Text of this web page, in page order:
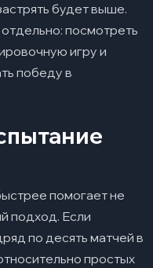
будет выше.
посмотреть
игру и
победу в
помогает не
подход. Если
по десять матчей в
простых